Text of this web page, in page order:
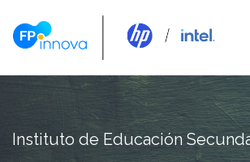
Instituto de Educación